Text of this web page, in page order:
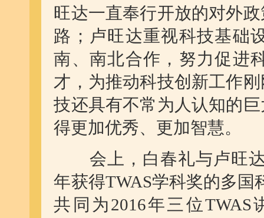
旺达一直奉行开放的对外
路；卢旺达重视科技基础
南、南北合作，努力促进
才，为推动科技创新工作
技还具有不常为人认知的
得更加优秀、更加智慧。
会上，白春礼与卢旺
年获得TWAS学科奖的多国
共同为2016年三位TWAS